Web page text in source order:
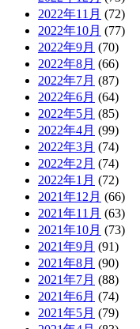
2022年11月 (72)
2022年10月 (77)
2022年9月 (70)
2022年8月 (66)
2022年7月 (87)
2022年6月 (64)
2022年5月 (85)
2022年4月 (99)
2022年3月 (74)
2022年2月 (74)
2022年1月 (72)
2021年12月 (66)
2021年11月 (63)
2021年10月 (73)
2021年9月 (91)
2021年8月 (90)
2021年7月 (88)
2021年6月 (74)
2021年5月 (79)